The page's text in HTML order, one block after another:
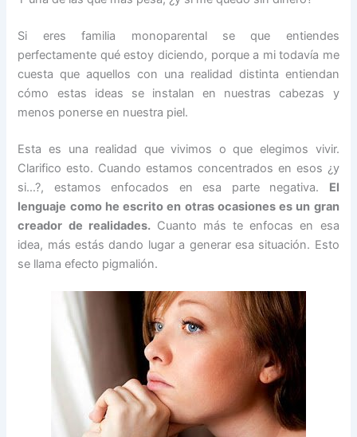
Si eres familia monoparental se que entiendes
perfectamente qué estoy diciendo, porque a mi todavía me
cuesta que aquellos con una realidad distinta entiendan
cómo estas ideas se instalan en nuestras cabezas y
menos ponerse en nuestra piel.
Esta es una realidad que vivimos o que elegimos vivir.
Clarifico esto. Cuando estamos concentrados en esos ¿y
si…?, estamos enfocados en esa parte negativa. El
lenguaje como he escrito en otras ocasiones es un gran
creador de realidades.Cuanto más te enfocas en esa
idea, más estás dando lugar a generar esa situación. Esto
se llama efecto pigmalión.